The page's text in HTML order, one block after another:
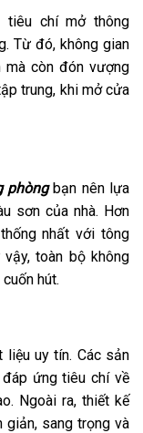
tiêu chí mở thông
Từ đó, không gian
mà còn đón vượng
trung, khi mở cửa
phòngbạn nên lựa
sơn của nhà. Hơn
nhất với tông
toàn bộ không
hút.
uy tín. Các sản
ứng tiêu chí về
Ngoài ra, thiết kế
sang trọng và